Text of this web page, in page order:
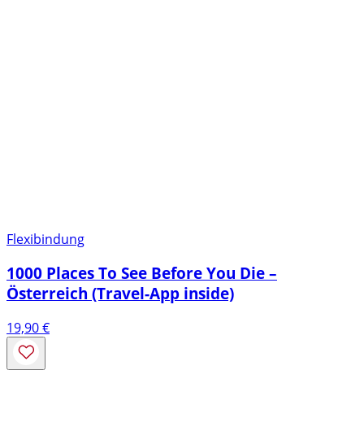
Flexibindung
1000 Places To See Before You Die –
Österreich (Travel-App inside)
19,90€